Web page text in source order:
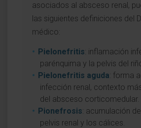
asociados al absceso renal,
las siguientes definiciones del
médico:
Pielonefritis: inflamación
parénquima y la pelvis del
Pielonefritis aguda: forma
infección renal, contexto
del absceso corticomedular.
Pionefrosis: acumulación
pelvis renal y los cálices.